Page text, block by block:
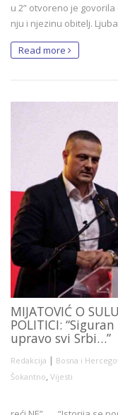
u 2” otvoreno je
nju i njezinu obitelj.
Read more
MIJATOVIĆ O
POLITICI:
upravo svi Srbi…”
Redakcija | Bosna i
Šokantno, Vijesti